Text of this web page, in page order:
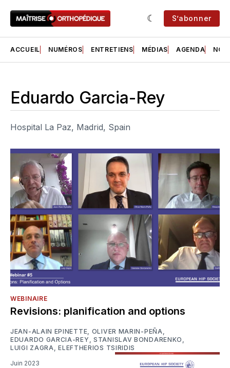
S’abonner
ACCUEIL NUMÉROS ENTRETIENS MÉDIAS AGENDA NOS
Eduardo Garcia-Rey
Hospital La Paz, Madrid, Spain
WEBINAIRE
Revisions: planification and options
JEAN-ALAIN EPINETTE, OLIVER MARIN-PEÑA,
EDUARDO GARCIA-REY ,STANISLAV BONDARENKO ,
LUIGI ZAGRA,ELEFTHERIOS TSIRIDIS
Juin 2023